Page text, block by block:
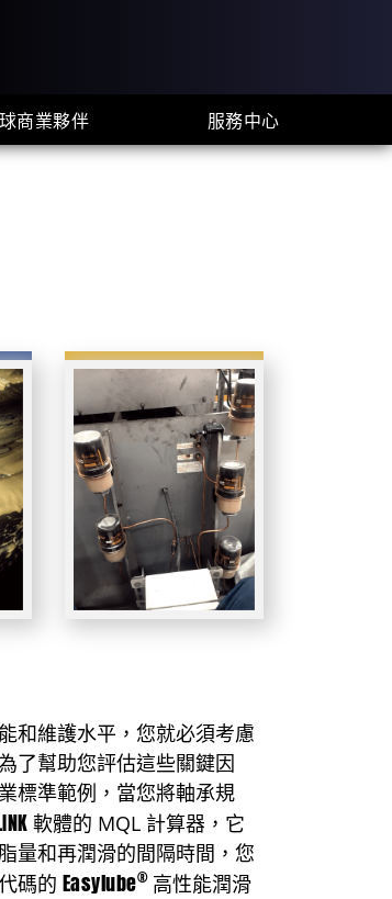
商業夥伴 服務中心
和維護⽔平，您就必須考慮
了幫助您評估這些關鍵因
標準範例，當您將軸承規
軟體的 MQL 計算器，它
量和再潤滑的間隔時間，您
碼的 Easylube®⾼性能潤滑